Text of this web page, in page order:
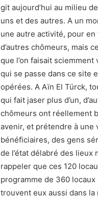
git aujourd’hui au milieu
uns et des autres. A un
une autre activité, pour
d’autres chômeurs, mais
que l’on faisait
qui se passe dans ce site
opérées. A Aïn El Türck,
qui fait jaser plus d’un,
chômeurs ont réellement
avenir, et prétendre à une
bénéficiaires, des gens
de l’état délabré des lieux
rappeler que ces 120
programme de 360
trouvent eux aussi dans